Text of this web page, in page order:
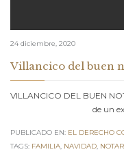
24 diciembre, 2020
Villancico del buen
VILLANCICO DEL BUEN
de un extraño
PUBLICADO EN: EL DERECHO
TAGS: FAMILIA, NAVIDAD,